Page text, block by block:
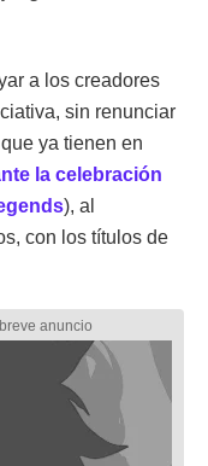
a los creadores
sin renunciar
ya tienen en
la celebración
), al
con los títulos de